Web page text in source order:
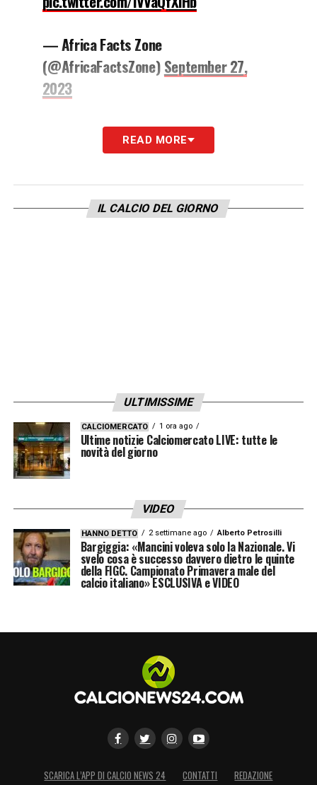
— Africa Facts Zone
(@AfricaFactsZone)September 27,
2023
Il club, come riportato daGianluca Di Marzio
ha deciso reagire,probabilmente
questa sera contro l’Udinese. Intanto il
aspetta una presa di posizione.
READ MORE
IL CALCIO DEL GIORNO
ULTIMISSIME
CALCIOMERCATO 1 ora ago
Ultime notizie Calciomercato LIVE: tutte le
novità del giorno
VIDEO
HANNO DETTO 2 settimane ago Alberto Petrosilli
Bargiggia: «Mancini voleva solo la Nazionale. Vi
svelo cosa è successo davvero dietro le quinte
della FIGC. Campionato Primavera male del
calcio italiano» ESCLUSIVA e VIDEO
SCARICA L’APP DI CALCIO NEWS 24 CONTATTI REDAZIONE